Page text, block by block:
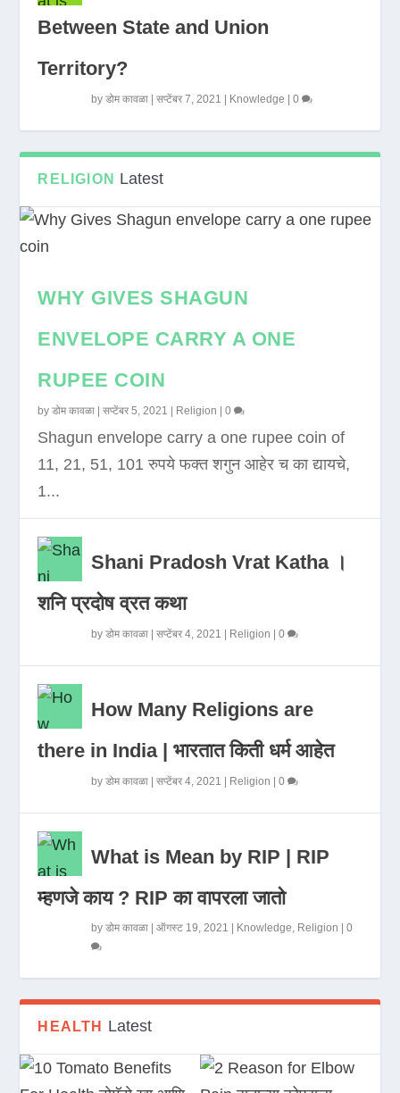
Between State and Union
Territory?
byडोम कावळा |सप्टेंबर 7, 2021 Knowledge |0
RELIGION Latest
WHY GIVES SHAGUN
ENVELOPE CARRY A ONE
RUPEE COIN
byडोम कावळा |सप्टेंबर 5, 2021 Religion |0
Shagun envelope carry a one rupee coin of
11, 21, 51, 101 रुपये फक्त शगुन आहेर च का द्यायचे,
1...
Shani Pradosh Vrat Katha ।
शनि प्रदोष व्रत कथा
byडोम कावळा |सप्टेंबर 4, 2021 Religion |0
How Many Religions are
there in India | भारतात किती धर्म आहेत
byडोम कावळा |सप्टेंबर 4, 2021 Religion |0
What is Mean by RIP | RIP
म्हणजे काय ? RIP का वापरला जातो
byडोम कावळा |ऑगस्ट 19, 2021 Knowledge, Religion |0
HEALTH Latest